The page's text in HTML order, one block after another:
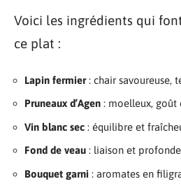
Voici les ingrédients qui
ce plat :
Lapin fermier: chair savoureuse,
Pruneaux d’Agen : moelleux, goût
Vin blanc sec : équilibre et
Fond de veau : liaison et
Bouquet garni : aromates en